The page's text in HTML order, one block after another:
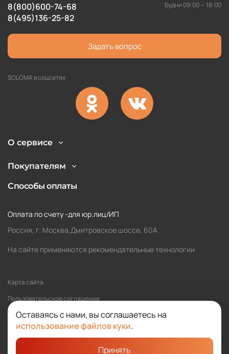
Оставаясь с нами, вы соглашаетесь на
использование файлов куки.
Принять
8(800)600-74-68
8(495)136-25-82
Будни 09:00 — 18:00
Задать вопрос
SOLOMA в соцсетях
О сервисе
Покупателям
Способы оплаты
Оплата по счету -для юр.лиц/ИП
Россия, г. Москва,Дмитровское шоссе, 60А
На сайте применяются рекомендательные технологии
Карта сайта
Политика обработки персональных данных
Пользовательское соглашение